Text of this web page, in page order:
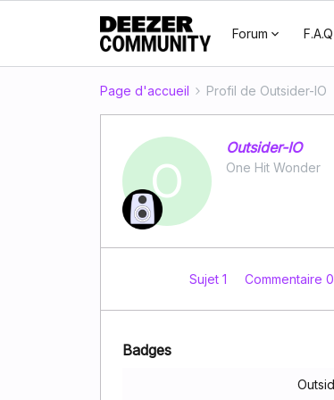
Forum F.A.Q
Page d'accueil Profil de Outsider-IO
O
Outsider-IO
One Hit Wonder
Sujet 1 Commentaire 0
Badges